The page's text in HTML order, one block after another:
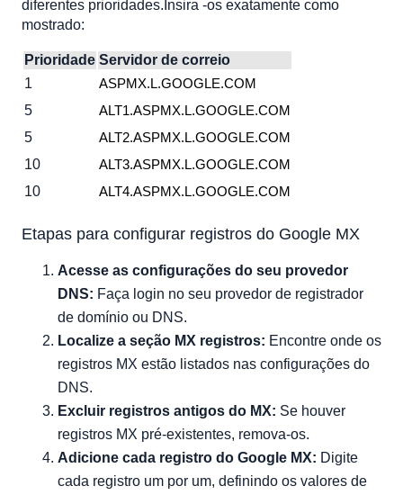
diferentes prioridades.Insira -os exatamente como
mostrado:
Prioridade Servidor de correio
1
ASPMX.L.GOOGLE.COM
5 ALT1.ASPMX.L.GOOGLE.COM
5 ALT2.ASPMX.L.GOOGLE.COM
10 ALT3.ASPMX.L.GOOGLE.COM
10 ALT4.ASPMX.L.GOOGLE.COM
Etapas para configurar registros do Google MX
Acesse as configurações do seu provedor
DNS: Faça login no seu provedor de registrador
de domínio ou DNS.
Localize a seção MX registros: Encontre onde os
registros MX estão listados nas configurações do
DNS.
Excluir registros antigos do MX: Se houver
registros MX pré-existentes, remova-os.
Adicione cada registro do Google MX: Digite
cada registro um por um, definindo os valores de